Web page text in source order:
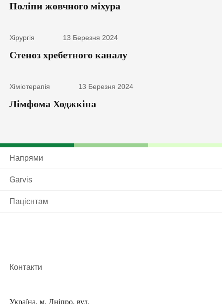
Поліпи жовчного міхура
Хірургія 13 Березня 2024
Стеноз хребетного каналу
Хіміотерапія 13 Березня 2024
Лімфома Ходжкіна
Напрями
Garvis
Пацієнтам
Контакти
Україна, м. Дніпро, вул.